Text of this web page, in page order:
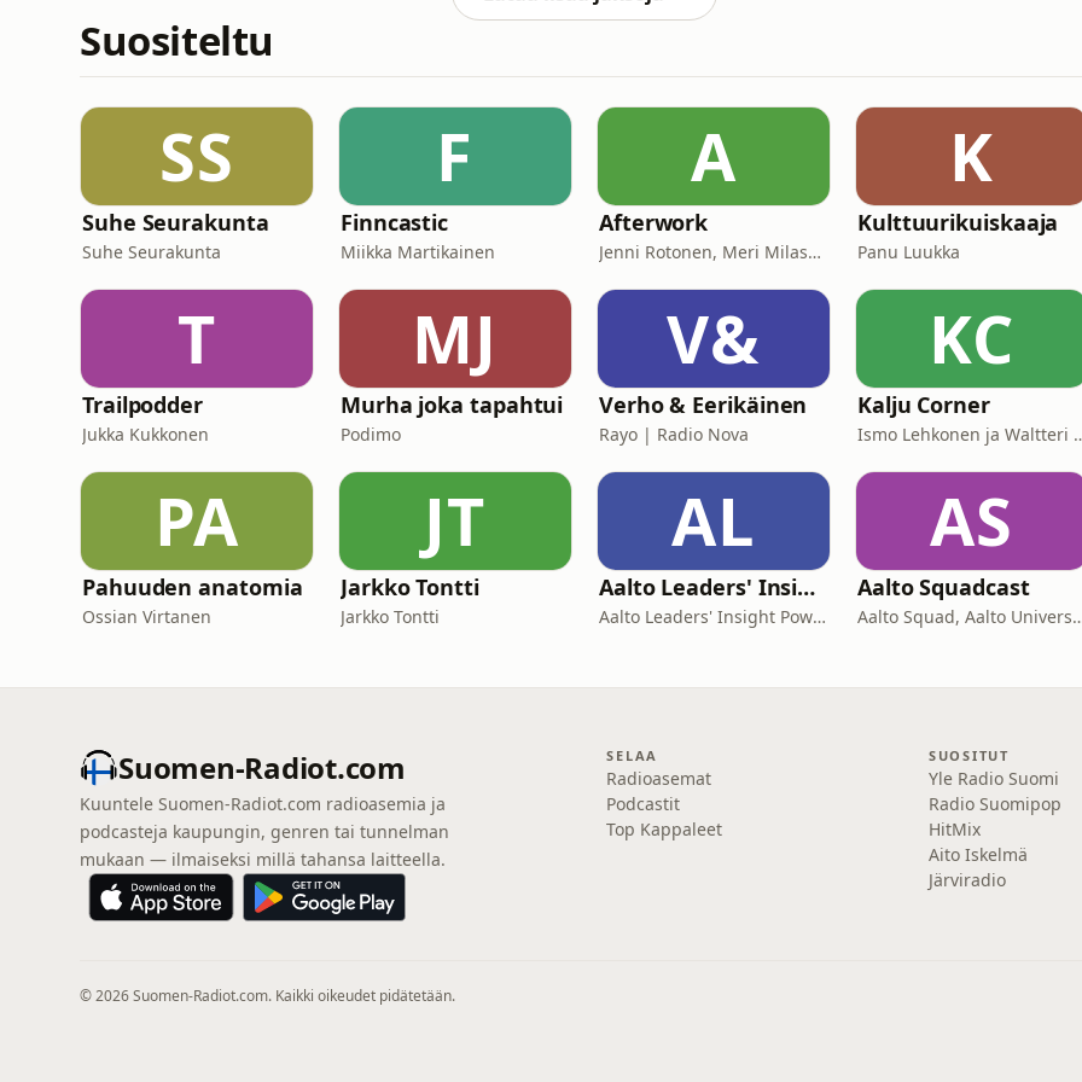
Suositeltu
SS
Suhe Seurakunta
Suhe Seurakunta
F
Finncastic
Miikka Martikainen
A
Afterwork
Jenni Rotonen, Meri Milash, Petra Soikkeli
K
Kulttuurikuiskaaja
Panu Luukka
T
Trailpodder
Jukka Kukkonen
MJ
Murha joka tapahtui
Podimo
V&
Verho & Eerikäinen
Rayo | Radio Nova
KC
Kalju Corner
Ismo
PA
Pahuuden anatomia
Ossian Virtanen
JT
Jarkko Tontti
Jarkko Tontti
AL
Aalto Leaders' Insight
Aalto Leaders' Insight Powered by Aalto EE
AS
Aalto Squadcast
Aalto Squad, Aalto
Suomen-Radiot.com
Kuuntele Suomen-Radiot.com radioasemia ja
podcasteja kaupungin, genren tai tunnelman
mukaan — ilmaiseksi millä tahansa laitteella.
SELAA
Radioasemat
Podcastit
Top Kappaleet
SUOSITUT
Yle Radio Suomi
Radio Suomipop
HitMix
Aito Iskelmä
Järviradio
© 2026 Suomen-Radiot.com. Kaikki oikeudet pidätetään.